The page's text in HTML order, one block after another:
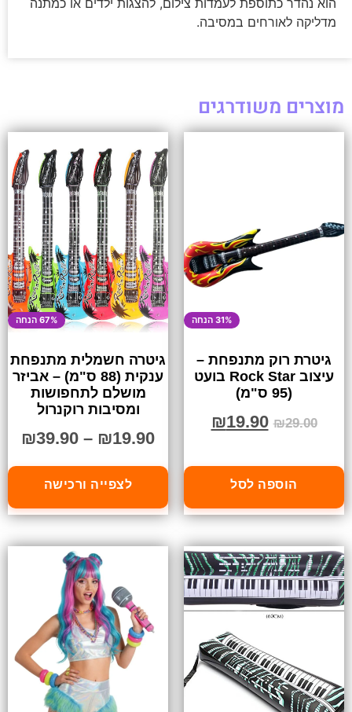
מדליקה לאורחים במסיבה.
מוצרים משודרגים
31% הנחה
גיטרת רוק מתנפחת –
עיצוב Rock Star בועט
(95 ס"מ)
₪29.00
₪19.90
הוספה לסל
67% הנחה
גיטרה חשמלית מתנפחת
ענקית (88 ס"מ) – אביזר
מושלם לתחפושות
ומסיבות רוקנרול
₪19.90
–
₪39.90
לצפייה ורכישה